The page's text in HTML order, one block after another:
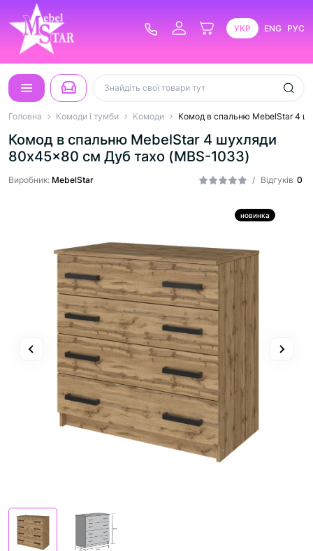
УКР ENG РУС
Головна Комоди і тумби Комоди Комод в спальню MebelStar 4
Комод в спальню MebelStar 4 шухляди
80x45x80 см Дуб тахо (MBS-1033)
/ Відгуків 0
Виробник: MebelStar
новинка